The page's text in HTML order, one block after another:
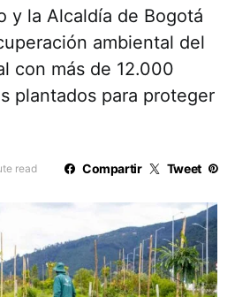
y la Alcaldía de Bogotá
ambiental del
con más de 12.000
plantados para proteger
read Compartir Tweet